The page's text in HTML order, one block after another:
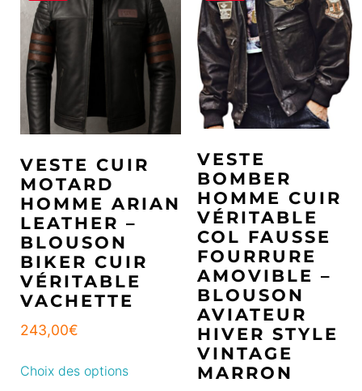
VESTE CUIR
MOTARD
HOMME ARIAN
LEATHER –
BLOUSON
BIKER CUIR
VÉRITABLE
VACHETTE
243,00€
Choix des options
VESTE
BOMBER
HOMME CUIR
VÉRITABLE
COL FAUSSE
FOURRURE
AMOVIBLE –
BLOUSON
AVIATEUR
HIVER STYLE
VINTAGE
MARRON